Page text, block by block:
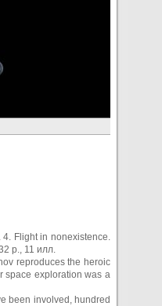
Flight in nonexistence.
p., 11 илл.
reproduces the heroic
space exploration was a
been involved, hundred